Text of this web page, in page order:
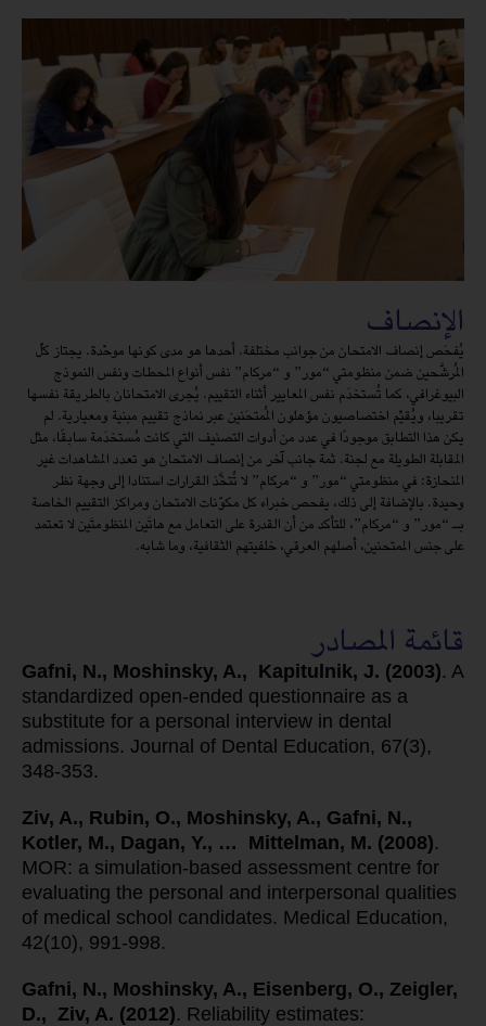
الإنصاف
يُفحَص إنصاف الامتحان من جوانب مختلفة. أحدها هو مدى كونها موحّدة. يجتاز كلّ
المُرشَّحين ضمن منظومتي “مور” و “مركام” نفس أنواع المحطات ونفس النموذج
البيوغرافي، كما تُستخدَم نفس المعايير أثناء التقييم. يُجرى الامتحانان بالطريقة نفسها
تقريبا، ويُقيِّم اختصاصيون مؤهلون المُمتحَنين عبر نماذج تقييم مبنية ومعيارية. لم
يكن هذا التطابق موجودًا في عدد من أدوات التصنيف التي كانت مُستخدَمة سابقًا، مثل
المقابلة الطويلة مع لجنة. ثمة جانب آخر من إنصاف الامتحان هو تعدد المشاهدات غير
المنحازة: في منظومتي “مور” و “مركام” لا تُتخَّذ القرارات استنادا إلى وجهة نظر
وحيدة. بالإضافة إلى ذلك، يفحص خبراء كل مكوّنات الامتحان ومراكز التقييم الخاصة
بـ “مور” و “مركام”، للتأكد من أن القدرة على التعامل مع هاتَين المنظومتَين لا تعتمد
على جنس الممتحنين، أصلهم العرقي، خلفيتهم الثقافية، وما شابه.
قائمة المصادر
Gafni, N., Moshinsky, A., Kapitulnik, J. (2003). A
standardized open-ended questionnaire as a
substitute for a personal interview in dental
admissions. Journal of Dental Education, 67(3),
348-353.
Ziv, A., Rubin, O., Moshinsky, A., Gafni, N.,
Kotler, M., Dagan, Y., … Mittelman, M. (2008).
MOR: a simulation‐based assessment centre for
evaluating the personal and interpersonal qualities
of medical school candidates. Medical Education,
42(10), 991-998.
Gafni, N., Moshinsky, A., Eisenberg, O., Zeigler,
D., Ziv, A. (2012). Reliability estimates: